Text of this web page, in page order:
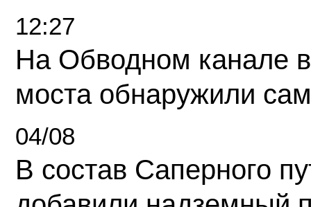
12:27
На Обводном канале
моста обнаружили
04/08
В состав Саперного